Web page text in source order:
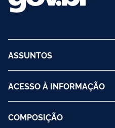
ASSUNTOS
ACESSO À INFORMAÇÃO
COMPOSIÇÃO